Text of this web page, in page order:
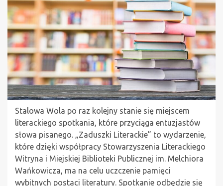
Stalowa Wola po raz kolejny stanie się miejscem
literackiego spotkania, które przyciąga entuzjastów
słowa pisanego. „Zaduszki Literackie” to wydarzenie,
które dzięki współpracy Stowarzyszenia Literackiego
Witryna i Miejskiej Biblioteki Publicznej im. Melchiora
Wańkowicza, ma na celu uczczenie pamięci
wybitnych postaci literatury. Spotkanie odbędzie się